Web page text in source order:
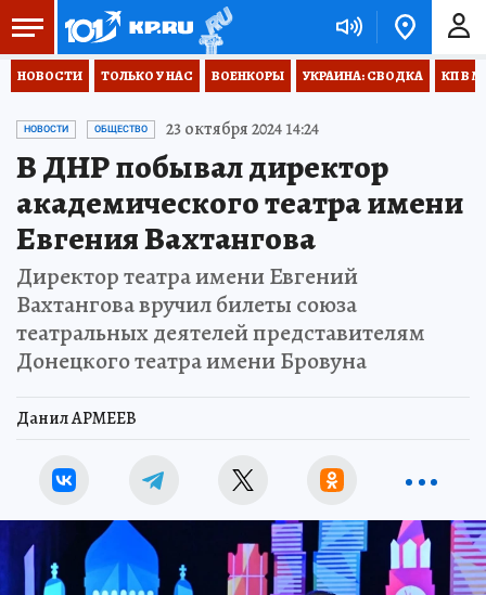
НОВОСТИ ТОЛЬКО У НАС ВОЕНКОРЫ УКРАИНА: СВОДКА КП В
НОВОСТИ ОБЩЕСТВО 23 октября 2024 14:24
В ДНР побывал директор
академического театра имени
Евгения Вахтангова
Директор театра имени Евгений
Вахтангова вручил билеты союза
театральных деятелей представителям
Донецкого театра имени Бровуна
Данил АРМЕЕВ